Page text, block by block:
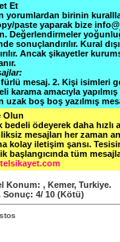
Et
yorumlardan birinin
paste yaparak bize
Değerlendirmeler
sonuçlandırılır. Kural
Ancak şikayetler
mesaj. 2. Kişi isimleri
karama amacıyla
uzak boş boş yazılmış
Olun
bedeli ödeyerek daha
mesajları her zaman
kolay iletişim şansı.
başlangıcında tüm
Konum: , Kemer, Turkiye.
Sonuç: 4/ 10 (Kötü)